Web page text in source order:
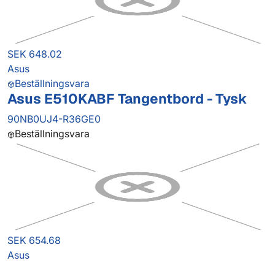
SEK 648.02
Asus
Beställningsvara
Asus E510KABF Tangentbord - Tysk
90NB0UJ4-R36GE0
Beställningsvara
SEK 654.68
Asus